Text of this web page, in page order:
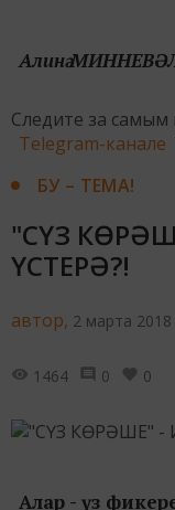
Алинә
Следите за
Telegram-канале
БУ – ТЕМА!
"СҮЗ
ҮСТЕРӘ?!
автор, 2 марта
1464 0 0
Алар - үз